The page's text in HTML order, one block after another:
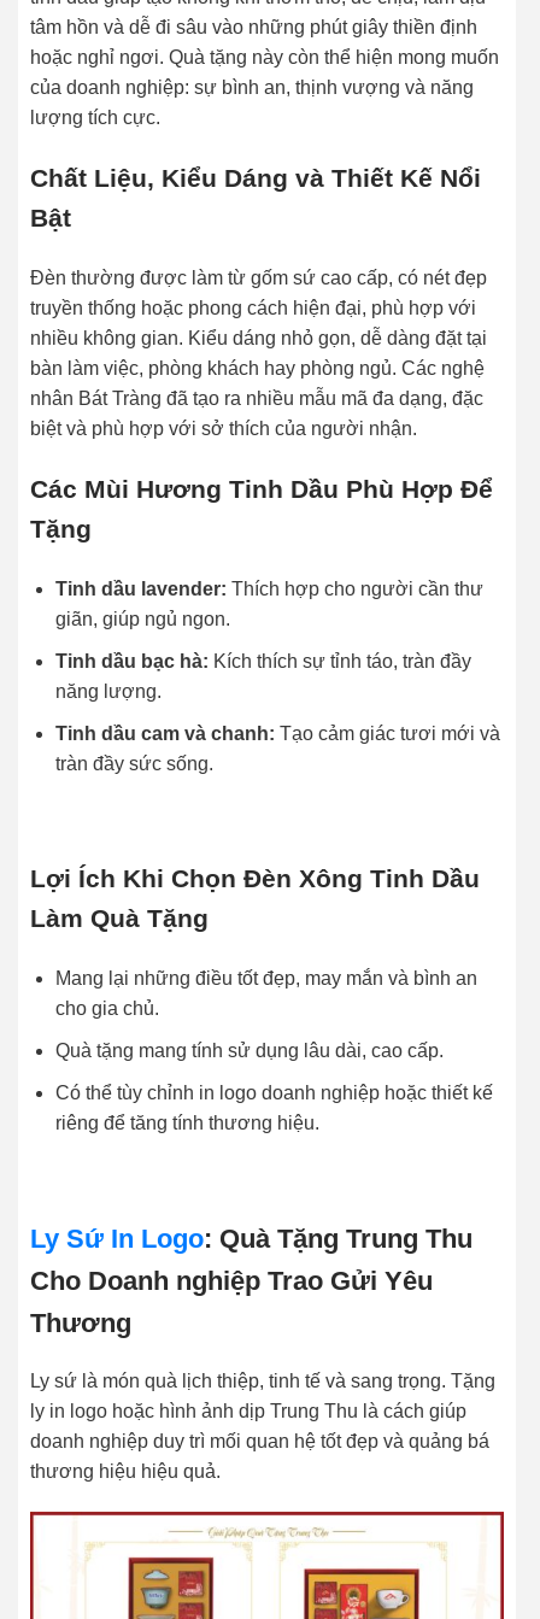
tâm hồn và dễ đi sâu vào những phút giây thiền định
hoặc nghỉ ngơi. Quà tặng này còn thể hiện mong muốn
của doanh nghiệp: sự bình an, thịnh vượng và năng
lượng tích cực.
Chất Liệu, Kiểu Dáng và Thiết Kế Nổi
Bật
Đèn thường được làm từ gốm sứ cao cấp, có nét đẹp
truyền thống hoặc phong cách hiện đại, phù hợp với
nhiều không gian. Kiểu dáng nhỏ gọn, dễ dàng đặt tại
bàn làm việc, phòng khách hay phòng ngủ. Các nghệ
nhân Bát Tràng đã tạo ra nhiều mẫu mã đa dạng, đặc
biệt và phù hợp với sở thích của người nhận.
Các Mùi Hương Tinh Dầu Phù Hợp Để
Tặng
Tinh dầu lavender: Thích hợp cho người cần thư
giãn, giúp ngủ ngon.
Tinh dầu bạc hà: Kích thích sự tỉnh táo, tràn đầy
năng lượng.
Tinh dầu cam và chanh: Tạo cảm giác tươi mới và
tràn đầy sức sống.
Lợi Ích Khi Chọn Đèn Xông Tinh Dầu
Làm Quà Tặng
Mang lại những điều tốt đẹp, may mắn và bình an
cho gia chủ.
Quà tặng mang tính sử dụng lâu dài, cao cấp.
Có thể tùy chỉnh in logo doanh nghiệp hoặc thiết kế
riêng để tăng tính thương hiệu.
Ly Sứ In Logo: Quà Tặng Trung Thu
Cho Doanh nghiệp Trao Gửi Yêu
Thương
Ly sứ là món quà lịch thiệp, tinh tế và sang trọng. Tặng
ly in logo hoặc hình ảnh dịp Trung Thu là cách giúp
doanh nghiệp duy trì mối quan hệ tốt đẹp và quảng bá
thương hiệu hiệu quả.